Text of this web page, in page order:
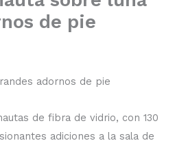
de pie
adornos de pie
de fibra de vidrio, con 130
adiciones a la sala de